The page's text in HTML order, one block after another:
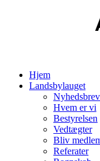
Hjem
Landsbylauget
Hvem er vi
Bestyrelsen
Vedtægter
Bliv
Referater